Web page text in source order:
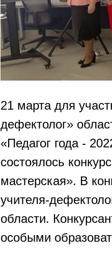
21 марта для
дефектолог»
«Педагог года -
состоялось
мастерская». В
учителя-
области.
особыми